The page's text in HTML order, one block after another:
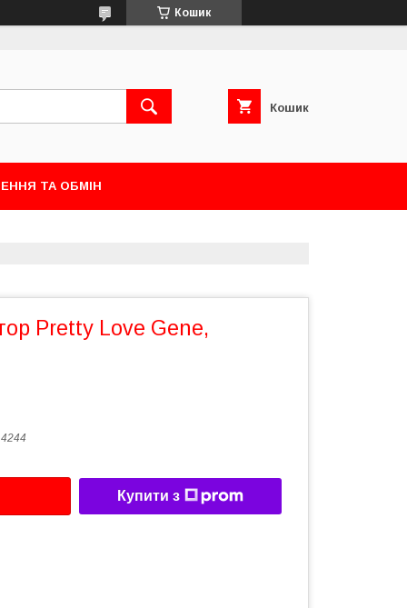
Кошик
Кошик
ТА ОБМІН
Pretty Love Gene,
Купити з